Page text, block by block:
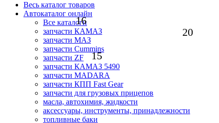
Весь каталог товаров
Автокаталог онлайн
Все каталоги
запчасти КАМАЗ
запчасти МАЗ
запчасти Cummins
запчасти ZF
запчасти КАМАЗ 5490
запчасти MADARA
запчасти КПП Fast Gear
запчасти для грузовых прицепов
масла, автохимия, жидкости
аксессуары, инструменты, принадлежности
топливные баки
20
15
16